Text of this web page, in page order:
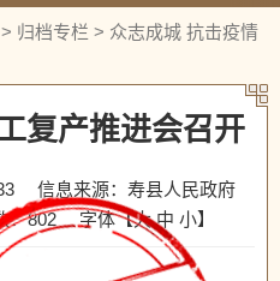
> 归档专栏 > 众志成城 抗击疫情
复产推进会召开
信息来源：寿县人民政府
：802 字体【大 中 小】